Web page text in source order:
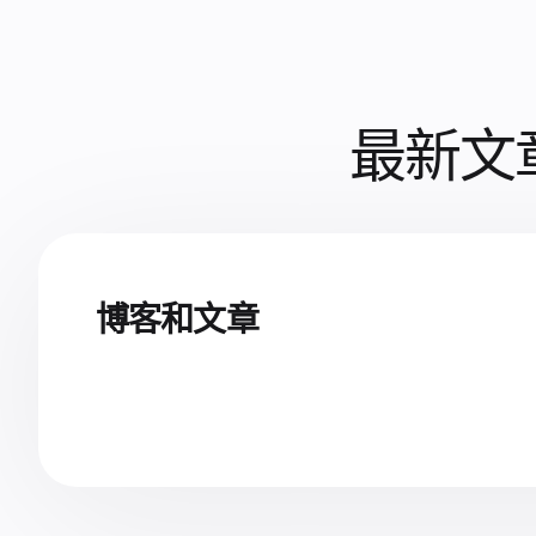
最新文
博客和文章